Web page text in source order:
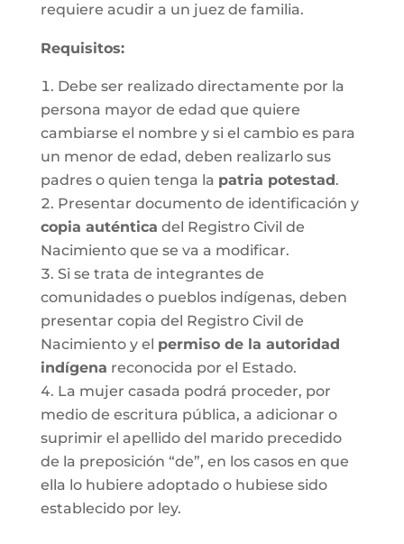
requiere acudir a un juez de familia.
Requisitos:
Debe ser realizado directamente por la
persona mayor de edad que quiere
cambiarse el nombre y si el cambio es para
un menor de edad, deben realizarlo sus
padres o quien tenga la patria potestad.
Presentar documento de identificación y
copia auténtica del Registro Civil de
Nacimiento que se va a modificar.
Si se trata de integrantes de
comunidades o pueblos indígenas, deben
presentar copia del Registro Civil de
Nacimiento y el permiso de la autoridad
indígena reconocida por el Estado.
La mujer casada podrá proceder, por
medio de escritura pública, a adicionar o
suprimir el apellido del marido precedido
de la preposición “de”, en los casos en que
ella lo hubiere adoptado o hubiese sido
establecido por ley.